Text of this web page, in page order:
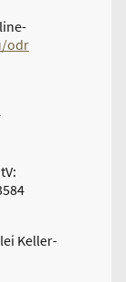
odr
Keller-